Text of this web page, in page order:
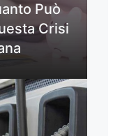
Può
Crisi